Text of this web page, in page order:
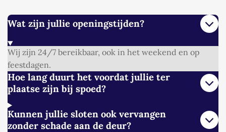
Wat zijn jullie openingstijden?
Wij zijn 24/7 bereikbaar, ook in het weekend en op
feestdagen.
Hoe lang duurt het voordat jullie ter
plaatse zijn bij spoed?
Kunnen jullie sloten ook vervangen
zonder schade aan de deur?